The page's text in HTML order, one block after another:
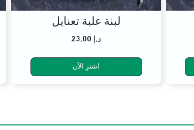
لبنة علبة تعنايل
23.00 د.إ
اشترِ الآن